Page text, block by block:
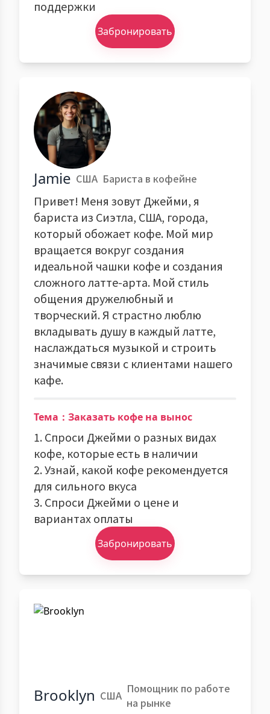
поддержки
Забронировать
Jamie США Бариста в кофейне
Привет! Меня зовут Джейми, я
бариста из Сиэтла, США, города,
который обожает кофе. Мой мир
вращается вокруг создания
идеальной чашки кофе и создания
сложного латте-арта. Мой стиль
общения дружелюбный и
творческий. Я страстно люблю
вкладывать душу в каждый латте,
наслаждаться музыкой и строить
значимые связи с клиентами нашего
кафе.
Тема：Заказать кофе на вынос
1. Спроси Джейми о разных видах
кофе, которые есть в наличии
2. Узнай, какой кофе рекомендуется
для сильного вкуса
3. Спроси Джейми о цене и
вариантах оплаты
Забронировать
Brooklyn США Помощник по работе
на рынке